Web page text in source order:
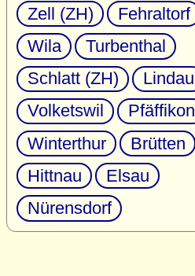
Zell (ZH)
Fehraltorf
Wila
Turbenthal
Schlatt (ZH)
Lindau
Volketswil
Pfäffikon
Winterthur
Brütten
Hittnau
Elsau
Nürensdorf